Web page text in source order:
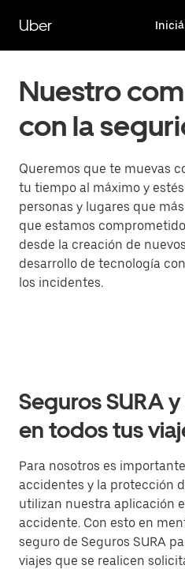
contenido
principal
Uber
Nuestro
con la
Queremos que te muevas
tu tiempo al máximo y
personas y lugares que
que estamos
desde la creación de
desarrollo de tecnología
los incidentes.
Seguros SURA
en todos tus
Para nosotros es
accidentes y la protección
utilizan nuestra aplicación
accidente. Con esto en
seguro de Seguros SURA
viajes que se realicen